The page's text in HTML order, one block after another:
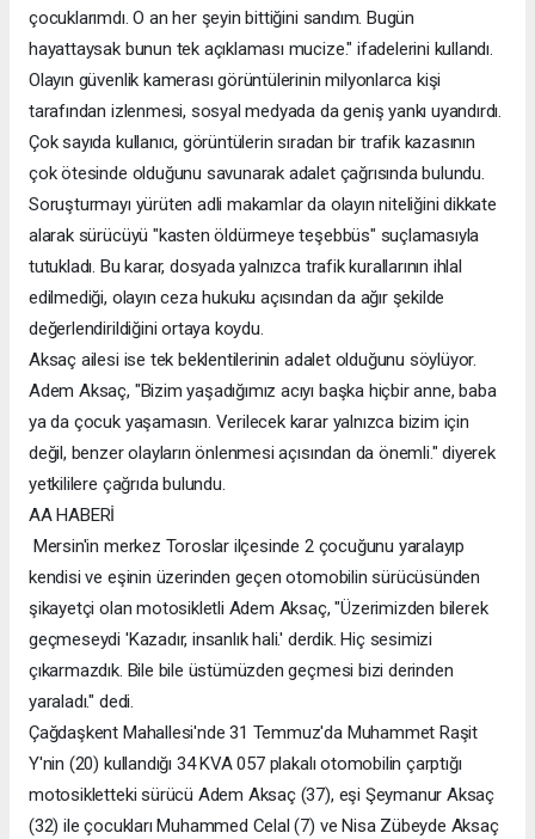
çocuklarımdı. O an her şeyin bittiğini sandım. Bugün
hayattaysak bunun tek açıklaması mucize." ifadelerini kullandı.
Olayın güvenlik kamerası görüntülerinin milyonlarca kişi
tarafından izlenmesi, sosyal medyada da geniş yankı uyandırdı.
Çok sayıda kullanıcı, görüntülerin sıradan bir trafik kazasının
çok ötesinde olduğunu savunarak adalet çağrısında bulundu.
Soruşturmayı yürüten adli makamlar da olayın niteliğini dikkate
alarak sürücüyü "kasten öldürmeye teşebbüs" suçlamasıyla
tutukladı. Bu karar, dosyada yalnızca trafik kurallarının ihlal
edilmediği, olayın ceza hukuku açısından da ağır şekilde
değerlendirildiğini ortaya koydu.
Aksaç ailesi ise tek beklentilerinin adalet olduğunu söylüyor.
Adem Aksaç, "Bizim yaşadığımız acıyı başka hiçbir anne, baba
ya da çocuk yaşamasın. Verilecek karar yalnızca bizim için
değil, benzer olayların önlenmesi açısından da önemli." diyerek
yetkililere çağrıda bulundu.
AA HABERİ
Mersin'in merkez Toroslar ilçesinde 2 çocuğunu yaralayıp
kendisi ve eşinin üzerinden geçen otomobilin sürücüsünden
şikayetçi olan motosikletli Adem Aksaç, "Üzerimizden bilerek
geçmeseydi 'Kazadır, insanlık hali.' derdik. Hiç sesimizi
çıkarmazdık. Bile bile üstümüzden geçmesi bizi derinden
yaraladı." dedi.
Çağdaşkent Mahallesi'nde 31 Temmuz'da Muhammet Raşit
Y'nin (20) kullandığı 34 KVA 057 plakalı otomobilin çarptığı
motosikletteki sürücü Adem Aksaç (37), eşi Şeymanur Aksaç
(32) ile çocukları Muhammed Celal (7) ve Nisa Zübeyde Aksaç